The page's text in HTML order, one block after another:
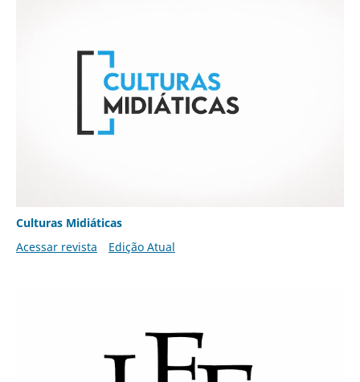
Culturas Midiáticas
Acessar revista
Edição Atual